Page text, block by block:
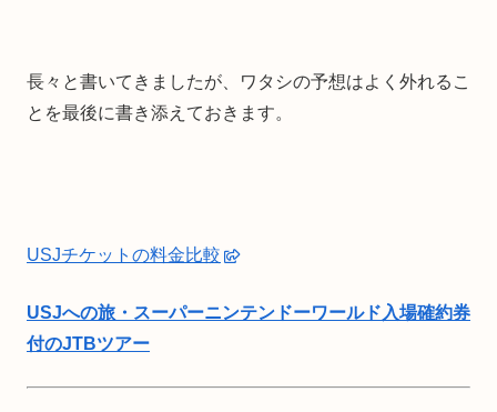
長々と書いてきましたが、ワタシの予想はよく外れるこ
とを最後に書き添えておきます。
USJチケットの料金比較
USJへの旅・スーパーニンテンドーワールド入場確約券
付のJTBツアー